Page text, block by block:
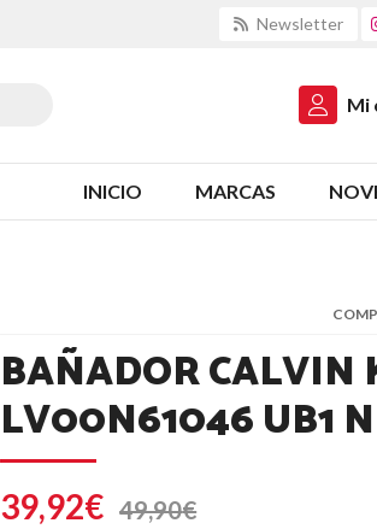
Newsletter
Mi
INICIO MARCAS
BAÑADOR CALVIN
LV00N61046 UB1
39,92€ 49,90€